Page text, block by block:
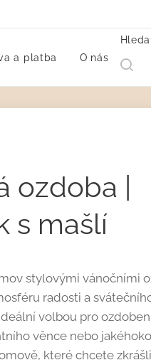
a platba O nás
ozdoba |
s mašlí
stylovými vánočními
radosti a
volbou pro
věnce nebo
které chcete